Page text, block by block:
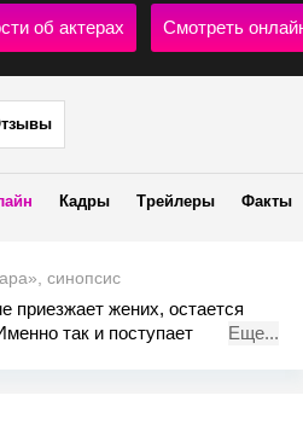
об актерах Смотреть
Кадры Трейлеры Факты
синопсис
приезжает жених, остается
так и поступает
На такие приключения в
Еще...